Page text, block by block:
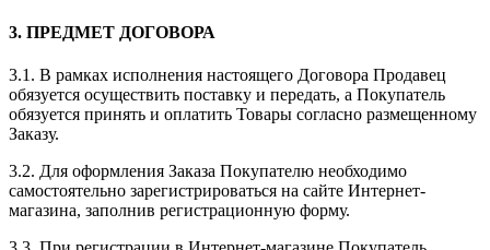
3. ПРЕДМЕТ ДОГОВОРА
3.1. В рамках исполнения настоящего Договора Продавец
обязуется осуществить поставку и передать, а Покупатель
обязуется принять и оплатить Товары согласно размещенному
Заказу.
3.2. Для оформления Заказа Покупателю необходимо
самостоятельно зарегистрироваться на сайте Интернет-
магазина, заполнив регистрационную форму.